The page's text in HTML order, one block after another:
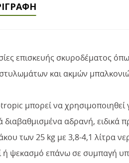
επισκευής σκυροδέματος
και ακμών
μπορεί να χρησιμοποιηθεί
αδρανή, ειδικά
των 25 kg με 3,8-4,1 λίτρα
ψεκασμό επάνω σε συμπαγή